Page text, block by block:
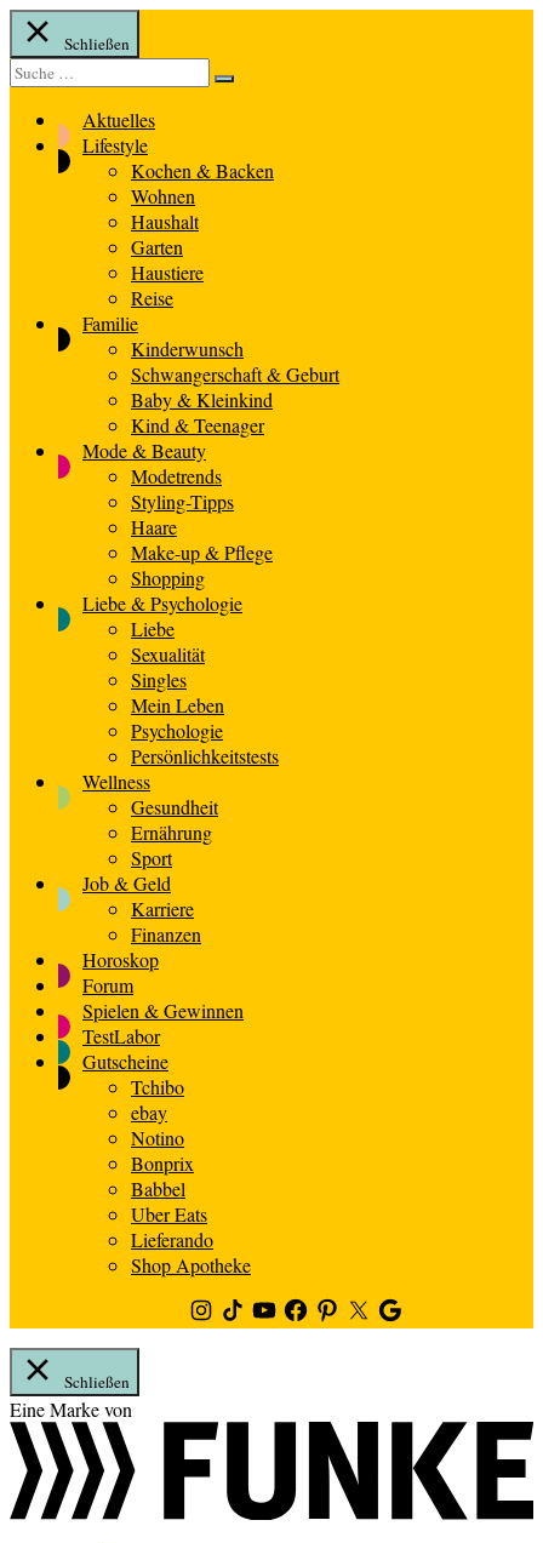
Schließen
Suche
nach:
Suche
Aktuelles
Lifestyle
Kochen & Backen
Wohnen
Haushalt
Garten
Haustiere
Reise
Familie
Kinderwunsch
Schwangerschaft & Geburt
Baby & Kleinkind
Kind & Teenager
Mode & Beauty
Modetrends
Styling-Tipps
Haare
Make-up & Pflege
Shopping
Liebe & Psychologie
Liebe
Sexualität
Singles
Mein Leben
Psychologie
Persönlichkeitstests
Wellness
Gesundheit
Ernährung
Sport
Job & Geld
Karriere
Finanzen
Horoskop
Forum
Spielen & Gewinnen
TestLabor
Gutscheine
Tchibo
ebay
Notino
Bonprix
Babbel
Uber Eats
Lieferando
Shop Apotheke
Instagram
TikTokYoutubeFacebook
PinterestTwitterGoogle
News
Schließen
Zum
Inhalt
springen
Eine Marke von